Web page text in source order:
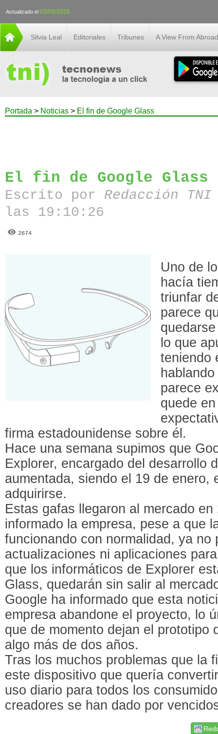
Actualizado el 03/08/2026
Silvia Leal Editoriales Tribunes A View From Abroad
Portada > Noticias > El fin de Google Glass
El fin de Google Glass
Escrito por Redacción
las 19:10:26
2674
Uno de
hacía
triunfar
parece
lo que
teniendo
parece
quede
firma estadounidense sobre él.
Hace una semana supimos que
Explorer, encargado del desarrollo
aumentada, siendo el 19 de enero,
adquirirse.
Estas gafas llegaron al mercado
informado la empresa, pese a que
funcionando con normalidad, ya no
actualizaciones ni aplicaciones
que los informáticos de Explorer
Glass, quedarán sin salir al
Google ha informado que esta
empresa abandone el proyecto, lo
que de momento dejan el prototipo
algo más de dos años.
Tras los muchos problemas que la
este dispositivo que quería
uso diario para todos los
creadores se han dado por